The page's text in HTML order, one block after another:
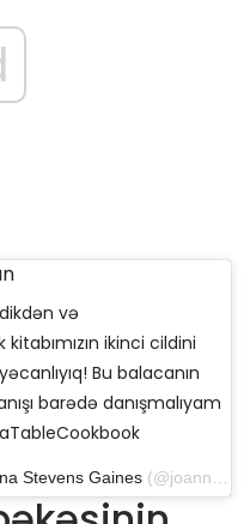
və
ikinci cildini
Bu balacanın
barədə danışmalıyam
Stevens Gaines (@joannagaines) 10 iyun 2019-cu il, saat 18: 39-da PDT